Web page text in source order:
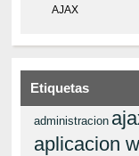
AJAX
Etiquetas
administracion
aplicacion